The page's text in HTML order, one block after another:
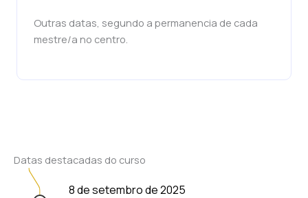
Outras datas, segundo a permanencia de cada
mestre/a no centro.
Datas destacadas do curso
8 de setembro de 2025